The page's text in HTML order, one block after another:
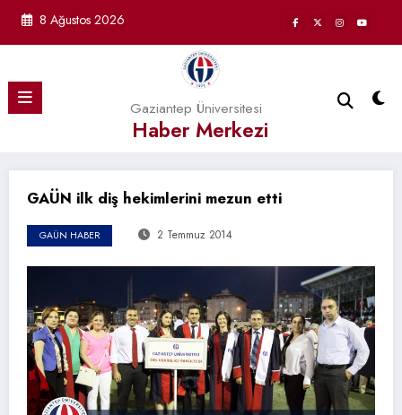
8 Ağustos 2026
Gaziantep Üniversitesi
Haber Merkezi
GAÜN ilk diş hekimlerini mezun etti
GAÜN HABER 2 Temmuz 2014